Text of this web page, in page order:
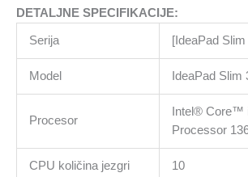
1TB
SSD
M.2,
HD
Cam
2x
USB
DETALJNE SPECIFIKACIJE:
Serija [IdeaPad Slim
Model IdeaPad Slim
Procesor
Intel® Core™
Processor
CPU količina jezgri 10